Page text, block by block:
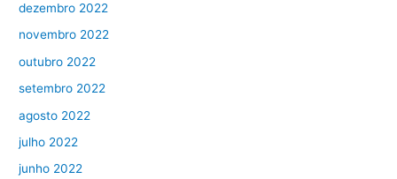
dezembro 2022
novembro 2022
outubro 2022
setembro 2022
agosto 2022
julho 2022
junho 2022